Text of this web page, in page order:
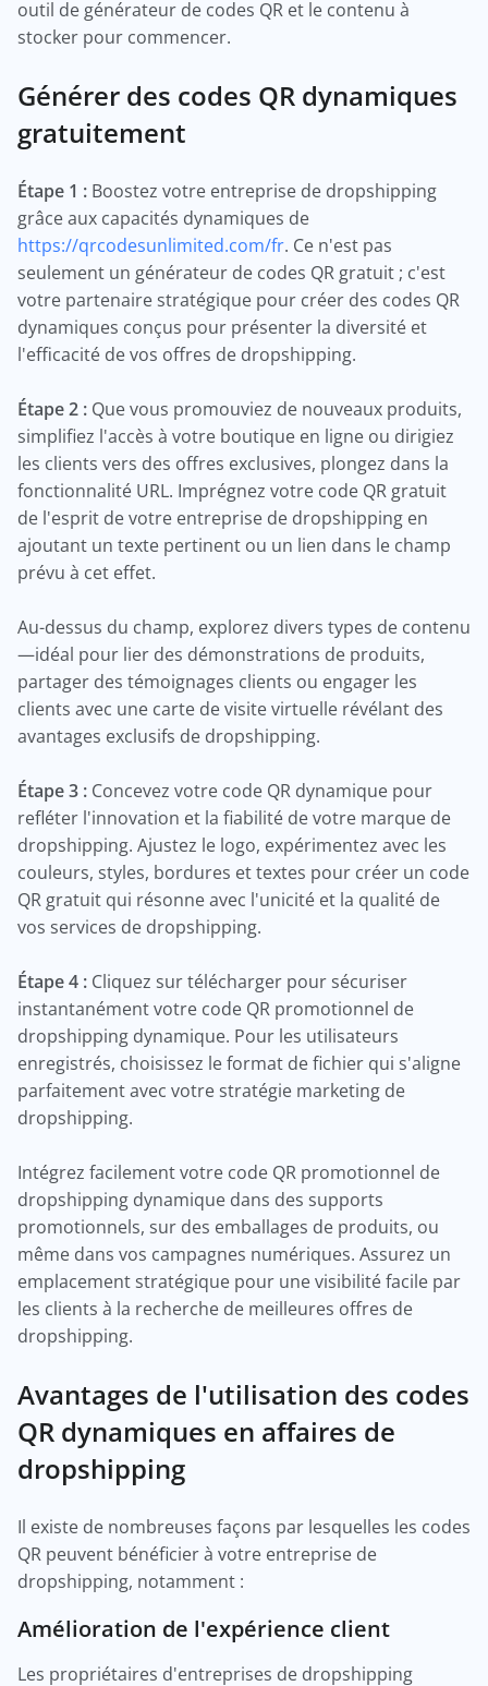
outil de générateur de codes QR et le contenu à
stocker pour commencer.
Générer des codes QR dynamiques
gratuitement
Étape 1 : Boostez votre entreprise de dropshipping
grâce aux capacités dynamiques de
https://qrcodesunlimited.com/fr. Ce n'est pas
seulement un générateur de codes QR gratuit ; c'est
votre partenaire stratégique pour créer des codes QR
dynamiques conçus pour présenter la diversité et
l'efficacité de vos offres de dropshipping.
Étape 2 : Que vous promouviez de nouveaux produits,
simplifiez l'accès à votre boutique en ligne ou dirigiez
les clients vers des offres exclusives, plongez dans la
fonctionnalité URL. Imprégnez votre code QR gratuit
de l'esprit de votre entreprise de dropshipping en
ajoutant un texte pertinent ou un lien dans le champ
prévu à cet effet.
Au-dessus du champ, explorez divers types de contenu
—idéal pour lier des démonstrations de produits,
partager des témoignages clients ou engager les
clients avec une carte de visite virtuelle révélant des
avantages exclusifs de dropshipping.
Étape 3 : Concevez votre code QR dynamique pour
refléter l'innovation et la fiabilité de votre marque de
dropshipping. Ajustez le logo, expérimentez avec les
couleurs, styles, bordures et textes pour créer un code
QR gratuit qui résonne avec l'unicité et la qualité de
vos services de dropshipping.
Étape 4 : Cliquez sur télécharger pour sécuriser
instantanément votre code QR promotionnel de
dropshipping dynamique. Pour les utilisateurs
enregistrés, choisissez le format de fichier qui s'aligne
parfaitement avec votre stratégie marketing de
dropshipping.
Intégrez facilement votre code QR promotionnel de
dropshipping dynamique dans des supports
promotionnels, sur des emballages de produits, ou
même dans vos campagnes numériques. Assurez un
emplacement stratégique pour une visibilité facile par
les clients à la recherche de meilleures offres de
dropshipping.
Avantages de l'utilisation des codes
QR dynamiques en affaires de
dropshipping
Il existe de nombreuses façons par lesquelles les codes
QR peuvent bénéficier à votre entreprise de
dropshipping, notamment :
Amélioration de l'expérience client
Les propriétaires d'entreprises de dropshipping